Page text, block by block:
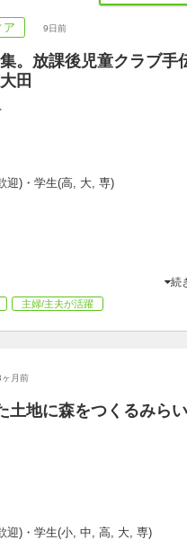
ア 9日前
。放課後児童クラブ手
田
迎)・学生(高, 大, 専)
続
主婦/主夫が活躍
ヶ月前
土地に森をつくるみら
迎)・学生(小, 中, 高, 大, 専)